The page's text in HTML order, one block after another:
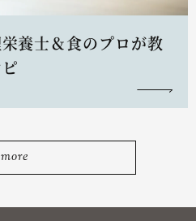
養士＆食のプロが教
more